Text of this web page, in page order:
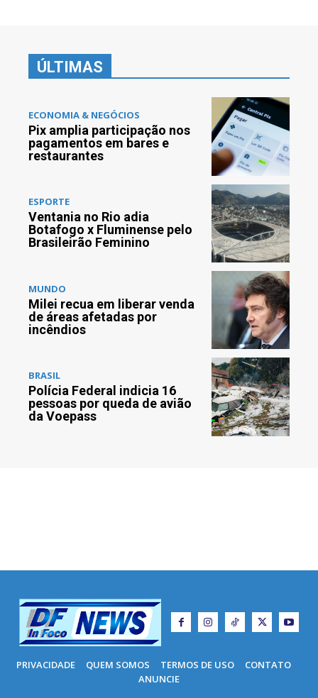
ÚLTIMAS
ECONOMIA & NEGÓCIOS
Pix amplia participação nos
pagamentos em bares e
restaurantes
ESPORTE
Ventania no Rio adia
Botafogo x Fluminense pelo
Brasileirão Feminino
MUNDO
Milei recua em liberar venda
de áreas afetadas por
incêndios
BRASIL
Polícia Federal indicia 16
pessoas por queda de avião
da Voepass
PRIVACIDADE QUEM SOMOS TERMOS DE USO
CONTATO
ANUNCIE